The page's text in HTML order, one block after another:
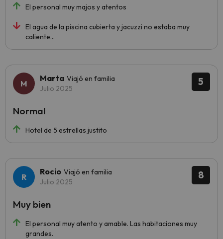
El personal muy majos y atentos
El agua de la piscina cubierta y jacuzzi no estaba muy
caliente...
5
Marta Viajó en familia
Julio 2025
Hotel de 5 estrellas justito
Normal
8
Rocio Viajó en familia
Julio 2025
El personal muy atento y amable. Las habitaciones muy
grandes.
Muy bien